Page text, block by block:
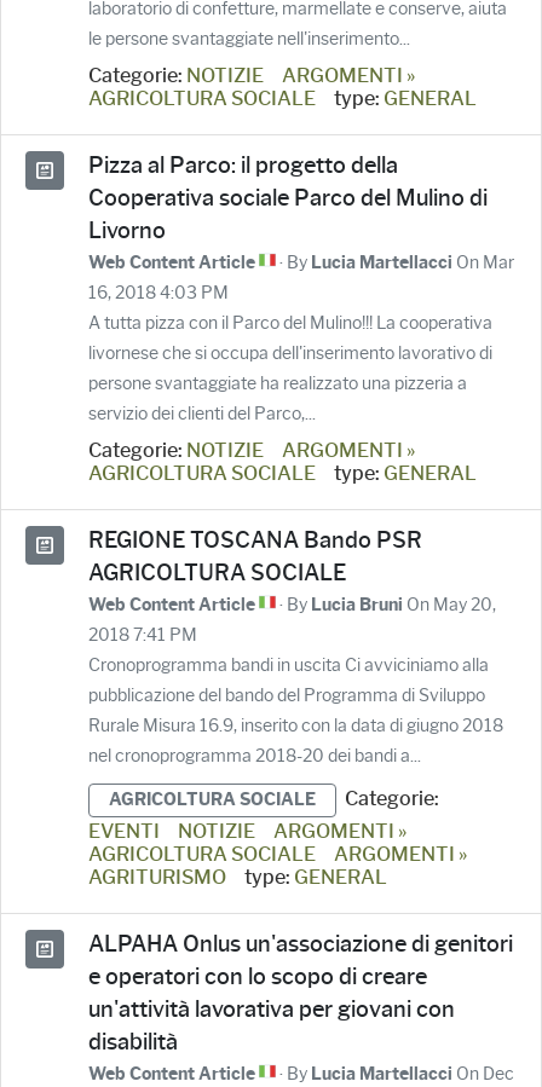
laboratorio di confetture, marmellate e conserve, aiuta
le persone svantaggiate nell'inserimento...
Categorie: NOTIZIE
ARGOMENTI »
AGRICOLTURA SOCIALE
type: GENERAL
Pizza al Parco: il progetto della
Cooperativa sociale Parco del Mulino di
Livorno
Web Content Article · By Lucia Martellacci On Mar
16, 2018 4:03 PM
A tutta pizza con il Parco del Mulino!!! La cooperativa
livornese che si occupa dell'inserimento lavorativo di
persone svantaggiate ha realizzato una pizzeria a
servizio dei clienti del Parco,...
Categorie: NOTIZIE
ARGOMENTI »
AGRICOLTURA SOCIALE
type: GENERAL
REGIONE TOSCANA Bando PSR
AGRICOLTURA SOCIALE
Web Content Article · By Lucia Bruni On May 20,
2018 7:41 PM
Cronoprogramma bandi in uscita Ci avviciniamo alla
pubblicazione del bando del Programma di Sviluppo
Rurale Misura 16.9, inserito con la data di giugno 2018
nel cronoprogramma 2018-20 dei bandi a...
AGRICOLTURA SOCIALE
Categorie:
EVENTI
NOTIZIE
ARGOMENTI »
AGRICOLTURA SOCIALE
ARGOMENTI »
AGRITURISMO
type: GENERAL
ALPAHA Onlus un'associazione di genitori
e operatori con lo scopo di creare
un'attività lavorativa per giovani con
disabilità
Web Content Article · By Lucia Martellacci On Dec